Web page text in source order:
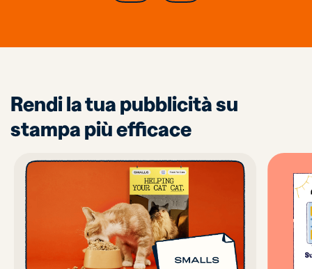
Rendi la tua pubblicità su
stampa più efficace